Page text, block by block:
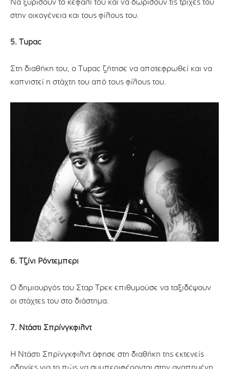
Να ξυρίσουν το κεφάλι του και να δωρίσουν τις τρίχες του
στην οικογένεια και τους φίλους του.
5. Tupac
Στη διαθήκη του, ο Tupac ζήτησε να αποτεφρωθεί και να
καπνιστεί η στάχτη του από τους φίλους του.
6. Τζίνι Ρόντεμπερι
Ο δημιουργός του Σταρ Τρεκ επιθυμούσε να ταξιδέψουν
οι στάχτες του στο διάστημα.
7. Ντάστι Σπρίνγκφιλντ
Η Ντάστι Σπρίνγκφιλντ άφησε στη διαθήκη της εκτενείς